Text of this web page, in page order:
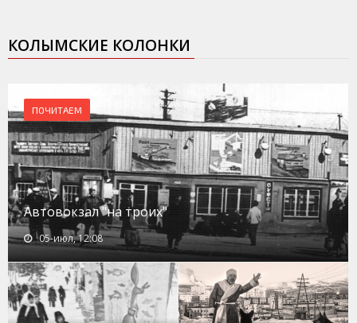
КОЛЫМСКИЕ КОЛОНКИ
ПОЧИТАЕМ
Автовокзал "на троих"
05-июл, 12:08